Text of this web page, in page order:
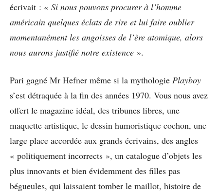
écrivait : « Si nous pouvons procurer à l’homme
américain quelques éclats de rire et lui faire oublier
momentanément les angoisses de l’ère atomique, alors
nous aurons justifié notre existence ».
Pari gagné Mr Hefner même si la mythologie Playboy
s’est détraquée à la fin des années 1970. Vous nous avez
offert le magazine idéal, des tribunes libres, une
maquette artistique, le dessin humoristique cochon, une
large place accordée aux grands écrivains, des angles
« politiquement incorrects », un catalogue d’objets les
plus innovants et bien évidemment des filles pas
bégueules, qui laissaient tomber le maillot, histoire de